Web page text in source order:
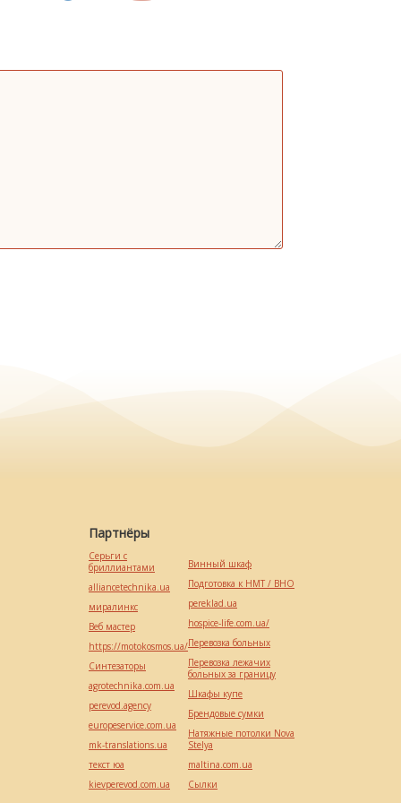
Партнёры
Серьги с
бриллиантами
alliancetechnika.ua
миралинкс
Веб мастер
https://motokosmos.ua/
Синтезаторы
agrotechnika.com.ua
perevod.agency
europeservice.com.ua
mk-translations.ua
текст юа
kievperevod.com.ua
Винный шкаф
Подготовка к НМТ / ВНО
pereklad.ua
hospice-life.com.ua/
Перевозка больных
Перевозка лежачих
больных за границу
Шкафы купе
Брендовые сумки
Натяжные потолки Nova
Stelya
maltina.com.ua
Cылки